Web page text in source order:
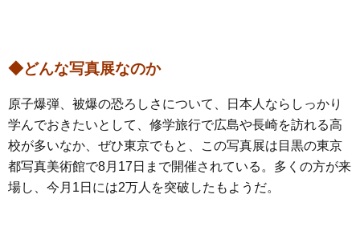
◆どんな写真展なのか
原子爆弾、被爆の恐ろしさについて、日本人ならしっかり
学んでおきたいとして、修学旅行で広島や長崎を訪れる高
校が多いなか、ぜひ東京でもと、この写真展は目黒の東京
都写真美術館で8月17日まで開催されている。多くの方が来
場し、今月1日には2万人を突破したもようだ。